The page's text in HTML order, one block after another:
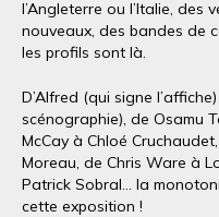
l’Angleterre ou l’Italie, des
nouveaux, des bandes de
les profils sont là.
D’Alfred (qui signe
scénographie), de Osamu
McCay à Chloé
Moreau, de Chris Ware à
Patrick Sobral… la
cette exposition !